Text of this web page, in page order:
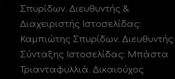
Σπυρίδων. Διευθυντής &
Διαχειριστής Ιστοσελίδας:
Καμπιώτης Σπυρίδων. Διευθυντής
Σύνταξης Ιστοσελίδας: Μπάστα
Τριανταφυλλιά. Δικαιούχος